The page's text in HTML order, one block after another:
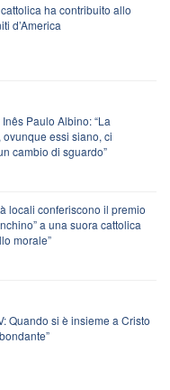
ha contribuito allo
d’America
Paulo Albino: “La
essi siano, ci
cambio di sguardo”
locali conferiscono il premio
a una suora cattolica
morale”
Quando si è insieme a Cristo